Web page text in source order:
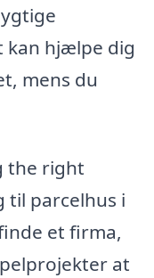
kan hjælpe dig
mens du
the right
til parcelhus i
et firma,
at